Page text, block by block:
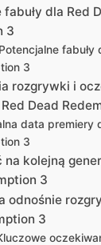
dla Red
3
fabuły
3
rozgrywki i
Dead
data premiery
3
na kolejną
3
odnośnie
3